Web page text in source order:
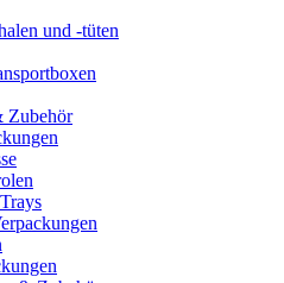
und -tüten
Zubehör